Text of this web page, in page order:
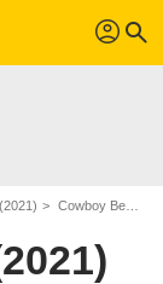
profil search
Cowboy Bebop (2021): episodios de la temporada 1